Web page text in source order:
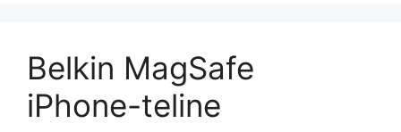
Belkin MagSafe
iPhone-teline